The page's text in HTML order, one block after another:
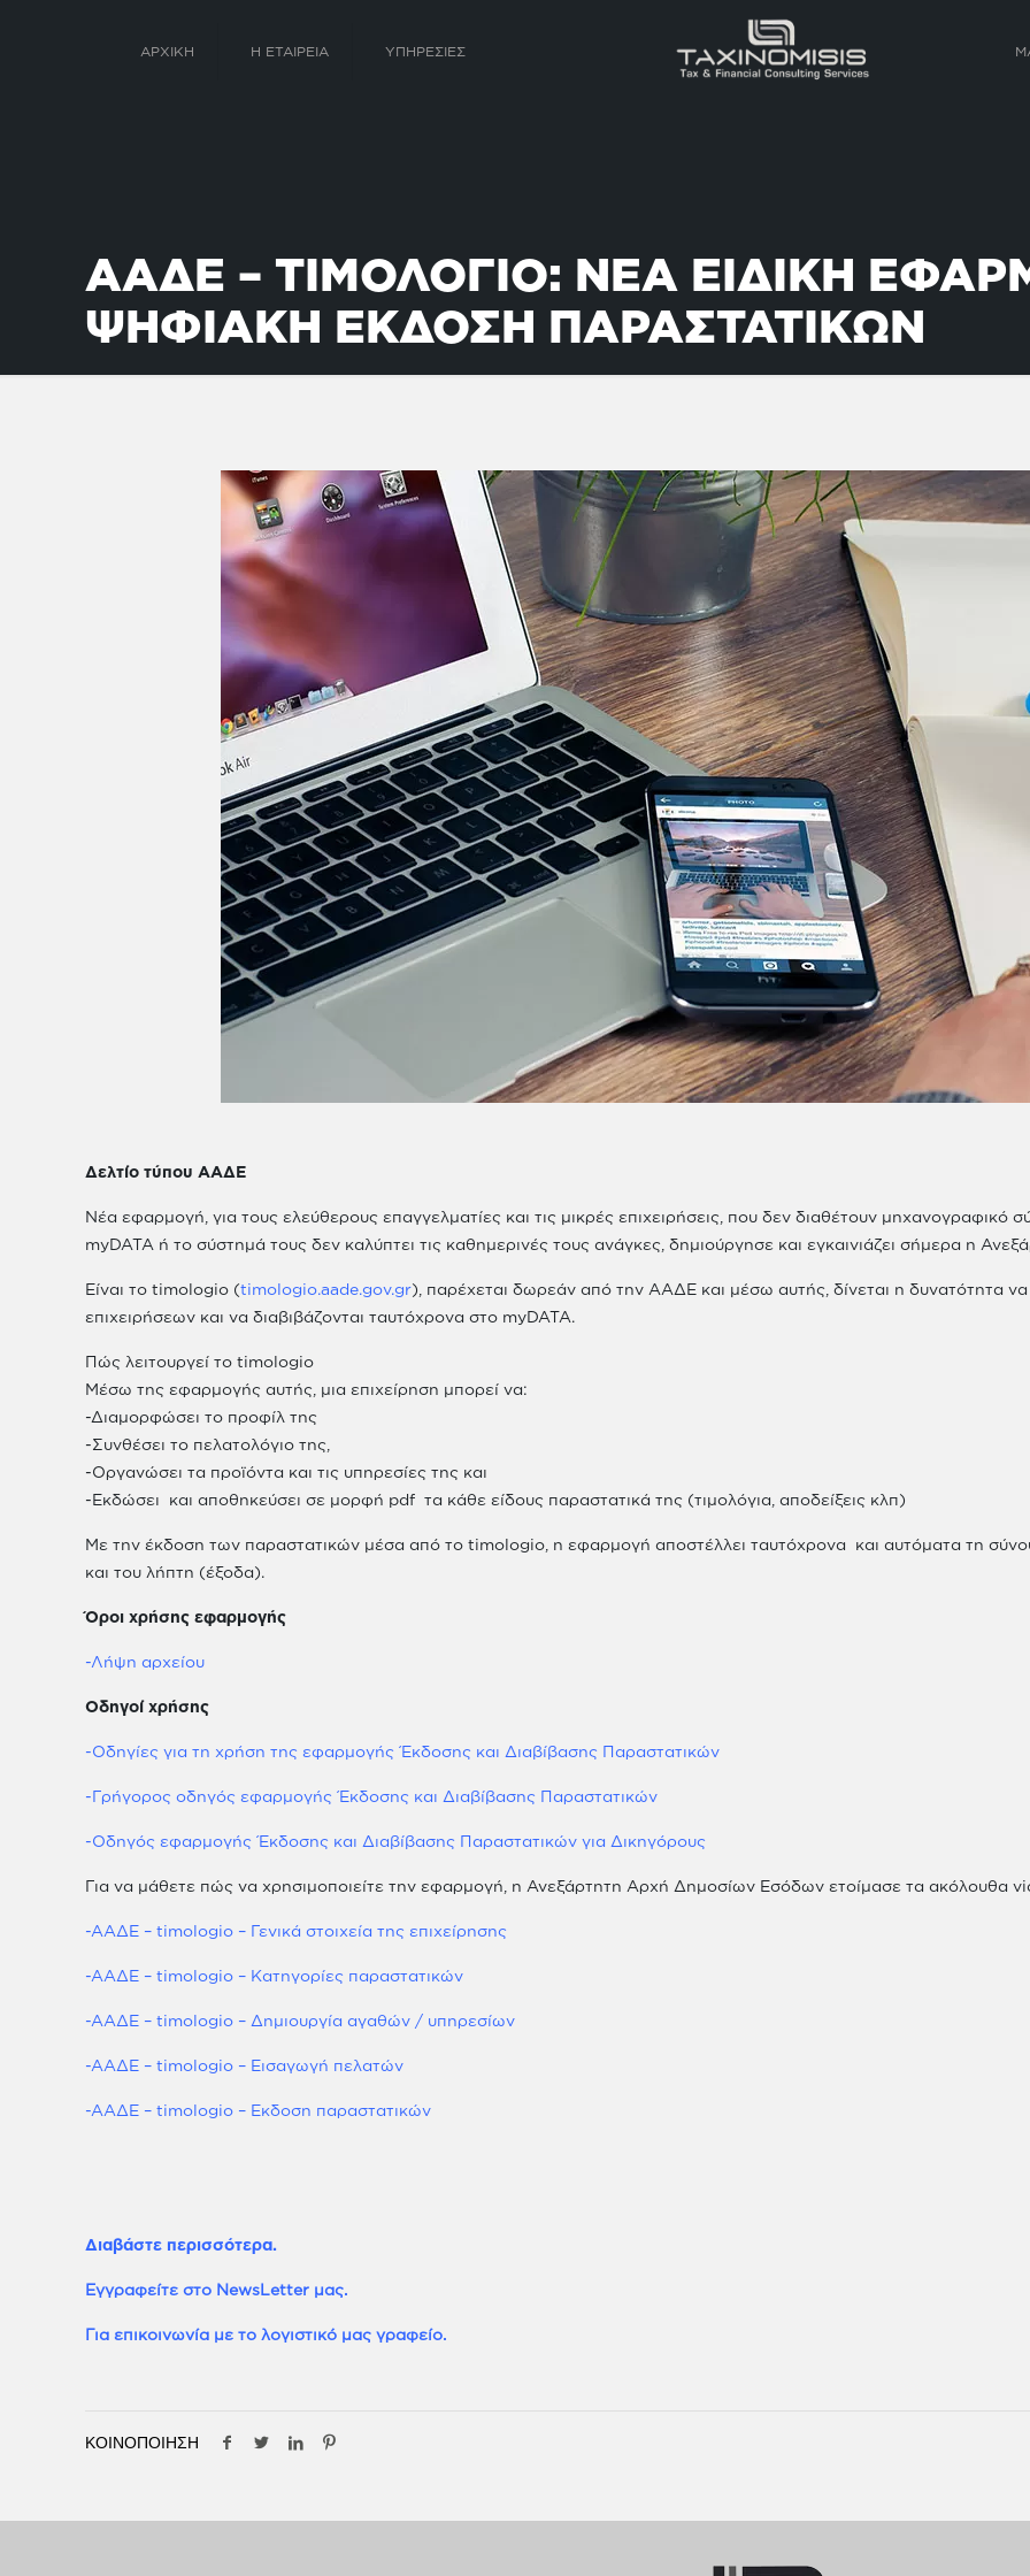
ΑΡΧΙΚΗ Η ΕΤΑΙΡΕΙΑ ΥΠΗΡΕΣΙΕΣ
ΑΑΔΕ – ΤΙΜΟΛΟΓΙΟ: ΝΕΑ ΕΙΔΙΚΗ
ΨΗΦΙΑΚΗ ΕΚΔΟΣΗ ΠΑΡΑΣΤΑΤΙΚΩΝ
Δελτίο τύπου ΑΑΔΕ
Νέα εφαρμογή, για τους ελεύθερους επαγγελματίες και τις μικρές επιχειρήσεις, που δεν διαθέτουν μηχανογραφικό
myDATA ή το σύστημά τους δεν καλύπτει τις καθημερινές τους ανάγκες, δημιούργησε και εγκαινιάζει σήμερα η
Είναι το timologio (timologio.aade.gov.gr), παρέχεται δωρεάν από την ΑΑΔΕ και μέσω αυτής, δίνεται η δυνατότητα
επιχειρήσεων και να διαβιβάζονται ταυτόχρoνα στο myDATA.
Πώς λειτουργεί το timologio
Μέσω της εφαρμογής αυτής, μια επιχείρηση μπορεί να:
-Διαμορφώσει το προφίλ της
-Συνθέσει το πελατολόγιο της,
-Οργανώσει τα προϊόντα και τις υπηρεσίες της και
-Εκδώσει και αποθηκεύσει σε μορφή pdf τα κάθε είδους παραστατικά της (τιμολόγια, αποδείξεις κλπ)
Με την έκδοση των παραστατικών μέσα από το timologio, η εφαρμογή αποστέλλει ταυτόχρονα και αυτόματα τη
και του λήπτη (έξοδα).
Όροι χρήσης εφαρμογής
-Λήψη αρχείου
Οδηγοί χρήσης
-Οδηγίες για τη χρήση της εφαρμογής Έκδοσης και Διαβίβασης Παραστατικών
-Γρήγορος οδηγός εφαρμογής Έκδοσης και Διαβίβασης Παραστατικών
-Οδηγός εφαρμογής Έκδοσης και Διαβίβασης Παραστατικών για Δικηγόρους
Για να μάθετε πώς να χρησιμοποιείτε την εφαρμογή, η Ανεξάρτητη Αρχή Δημοσίων Εσόδων ετοίμασε τα ακόλουθα
-ΑΑΔΕ – timologio – Γενικά στοιχεία της επιχείρησης
-ΑΑΔΕ – timologio – Κατηγορίες παραστατικών
-ΑΑΔΕ – timologio – Δημιουργία αγαθών / υπηρεσίων
-ΑΑΔΕ – timologio – Εισαγωγή πελατών
-ΑΑΔΕ – timologio – Εκδοση παραστατικών
Διαβάστε περισσότερα.
Εγγραφείτε στο NewsLetter μας.
Για επικοινωνία με το λογιστικό μας γραφείο.
ΚΟΙΝΟΠΟΙΗΣΗ